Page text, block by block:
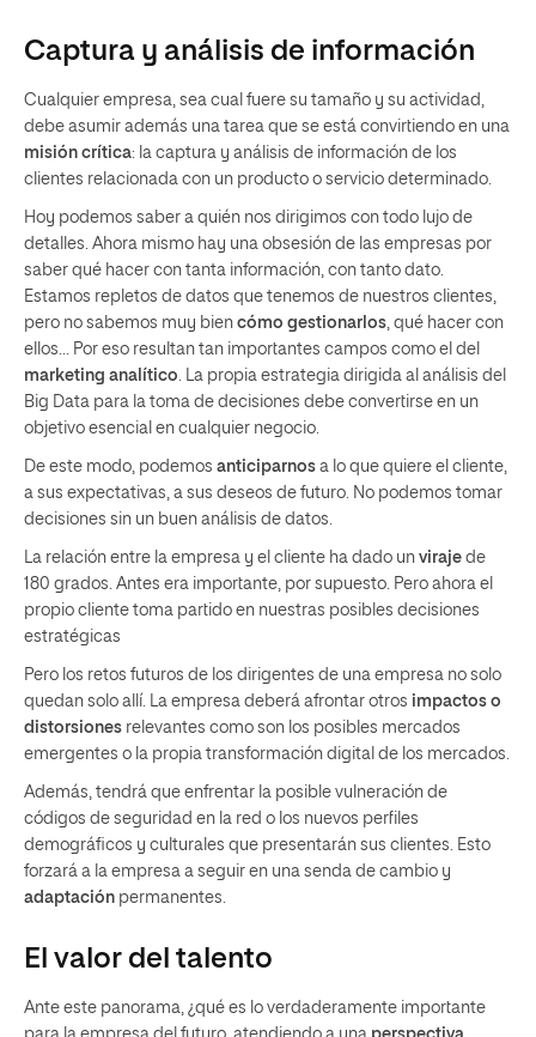
Captura y análisis de información
Cualquier empresa, sea cual fuere su tamaño y su actividad,
debe asumir además una tarea que se está convirtiendo en una
misión crítica: la captura y análisis de información de los
clientes relacionada con un producto o servicio determinado.
Hoy podemos saber a quién nos dirigimos con todo lujo de
detalles. Ahora mismo hay una obsesión de las empresas por
saber qué hacer con tanta información, con tanto dato.
Estamos repletos de datos que tenemos de nuestros clientes,
pero no sabemos muy bien cómo gestionarlos, qué hacer con
ellos… Por eso resultan tan importantes campos como el del
marketing analítico. La propia estrategia dirigida al análisis del
Big Data para la toma de decisiones debe convertirse en un
objetivo esencial en cualquier negocio.
De este modo, podemos anticiparnos a lo que quiere el cliente,
a sus expectativas, a sus deseos de futuro. No podemos tomar
decisiones sin un buen análisis de datos.
La relación entre la empresa y el cliente ha dado un viraje de
180 grados. Antes era importante, por supuesto. Pero ahora el
propio cliente toma partido en nuestras posibles decisiones
estratégicas
Pero los retos futuros de los dirigentes de una empresa no solo
quedan solo allí. La empresa deberá afrontar otros impactos o
distorsiones relevantes como son los posibles mercados
emergentes o la propia transformación digital de los mercados.
Además, tendrá que enfrentar la posible vulneración de
códigos de seguridad en la red o los nuevos perfiles
demográficos y culturales que presentarán sus clientes. Esto
forzará a la empresa a seguir en una senda de cambio y
adaptación permanentes.
El valor del talento
Ante este panorama, ¿qué es lo verdaderamente importante